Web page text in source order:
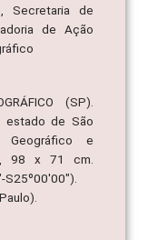
Secretaria de
de Ação
(SP).
estado de São
Geográfico e
98 x 71 cm.